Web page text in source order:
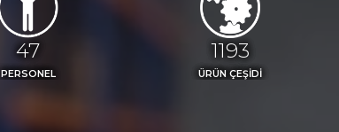
52
PERSONEL
1300
ÜRÜN ÇEŞİDİ